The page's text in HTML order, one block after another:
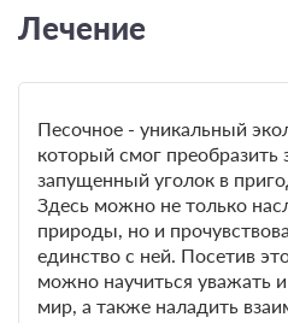
Лечение
Песочное - уникальный
который смог
запущенный уголок в
Здесь можно не только
природы, но и
единство с ней. Посетив
можно научиться
мир, а также наладить